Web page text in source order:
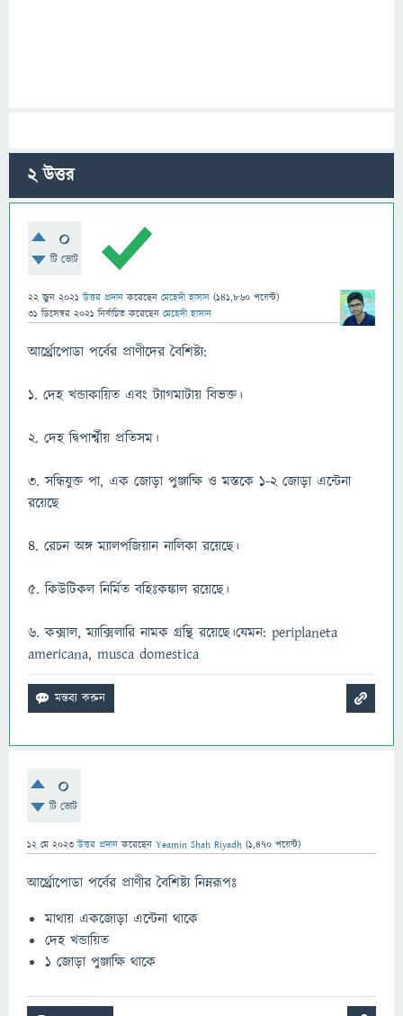
2উত্তর
0
টি ভোট
22 জুন 2021 উত্তর প্রদান করেছেন মেহেদী হাসান (141,860 পয়েন্ট)
31 ডিসেম্বর 2021 নির্বাচিত করেছেন মেহেদী হাসান
আর্থ্রোপোডা পর্বের প্রাণীদের বৈশিষ্ট্য:
১. দেহ খন্ডাকায়িত এবং ট্যাগমাটায় বিভক্ত।
২. দেহ দ্বিপার্শ্বীয় প্রতিসম।
৩. সন্ধিযুক্ত পা, এক জোড়া পুঞ্জাক্ষি ও মস্তকে ১-২ জোড়া এন্টেনা
রয়েছে
৪. রেচন অঙ্গ ম্যালপজিয়ান নালিকা রয়েছে।
৫. কিউটিকল নির্মিত বহিঃকঙ্কাল রয়েছে।
৬. কক্সাল, ম্যাক্সিলারি নামক গ্রন্থি রয়েছে।যেমন: periplaneta
americana, musca domestica
0
টি ভোট
12 মে 2023 উত্তর প্রদান করেছেন Yeamin Shah Riyadh (1,470 পয়েন্ট)
আর্থ্রোপোডা পর্বের প্রাণীর বৈশিষ্ট্য নিম্নরূপঃ
মাথায় একজোড়া এন্টেনা থাকে
দেহ খন্ডায়িত
১ জোড়া পুঞ্জাক্ষি থাকে